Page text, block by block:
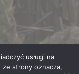
PRYWATNOŚCI
usługi na
ze strony oznacza,